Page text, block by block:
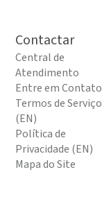
Contactar
Central de
Atendimento
Entre em Contato
Termos de Serviço
(EN)
Política de
Privacidade (EN)
Mapa do Site